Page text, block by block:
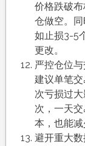
价格跌破
仓做空。
如止损3-5
更改。
严控仓位
建议单笔
次亏损过
次，一天
本，也能减
避开重大